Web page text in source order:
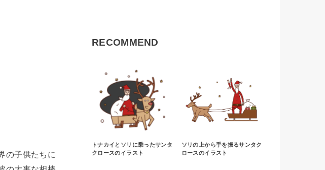
の子供たちに
RECOMMEND
トナカイとソリに乗ったサンタ
クロースのイラスト
ソリの上から手を振るサンタク
ロースのイラスト